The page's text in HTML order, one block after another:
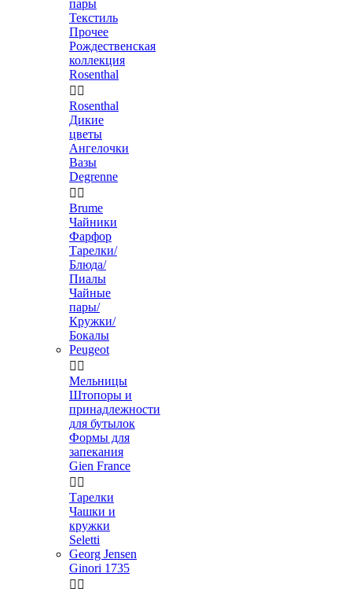
пары
Текстиль
Прочее
Рождественская
коллекция
Rosenthal
 
Rosenthal
Дикие
цветы
Ангелочки
Вазы
Degrenne
 
Brume
Чайники
Фарфор
Тарелки/
Блюда/
Пиалы
Чайные
пары/
Кружки/
Бокалы
Peugeot
 
Мельницы
Штопоры и
принадлежности
для бутылок
Формы для
запекания
Gien France
 
Тарелки
Чашки и
кружки
Seletti
Georg Jensen
Ginori 1735
 